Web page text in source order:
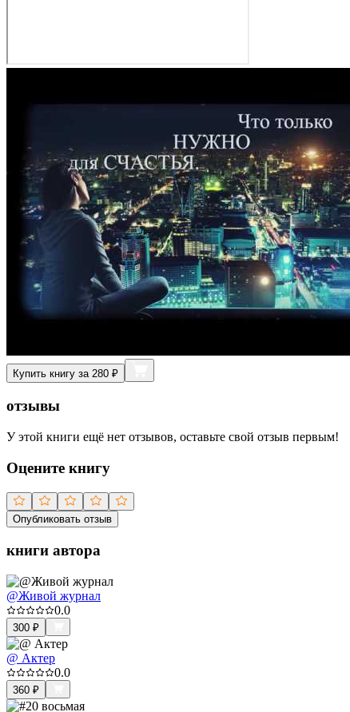
Купить книгу за 280 ₽
отзывы
У этой книги ещё нет отзывов, оставьте свой отзыв первым!
Оцените книгу
Опубликовать отзыв
книги автора
@Живой журнал
0.0
300 ₽
@ Актер
0.0
360 ₽